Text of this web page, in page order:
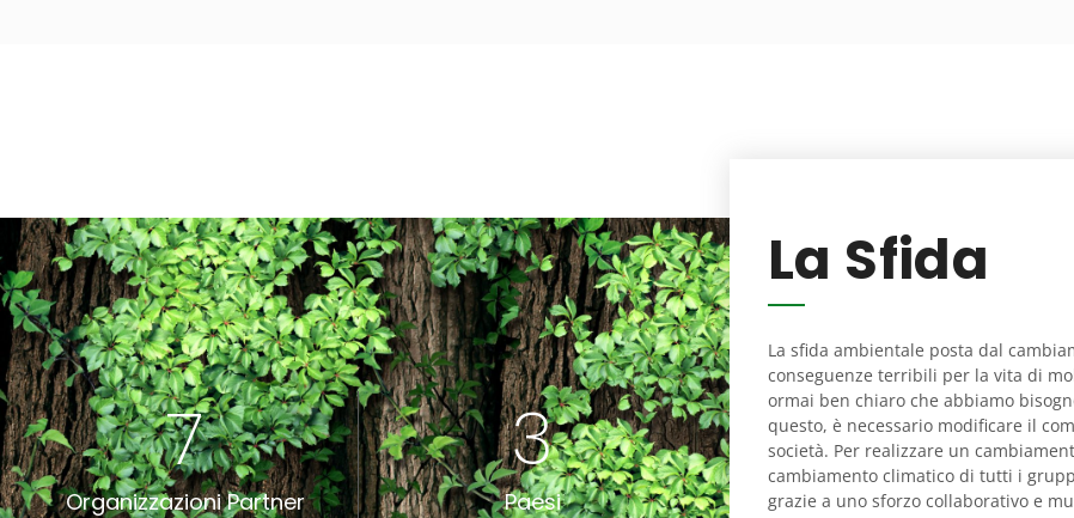
Organizzazioni Partner
7
Paesi
3
La Sfida
La sfida ambientale posta dal
conseguenze terribili per la vita di
ormai ben chiaro che abbiamo
questo, è necessario modificare il
società. Per realizzare un
cambiamento climatico di tutti i
grazie a uno sforzo collaborativo e